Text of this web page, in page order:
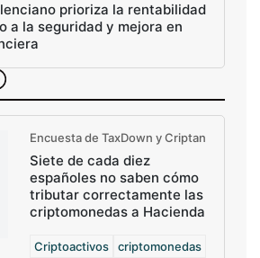
prioriza la rentabilidad
a la seguridad y mejora en
Encuesta de TaxDown y Criptan
Siete de cada diez
españoles no saben cómo
tributar correctamente las
criptomonedas a Hacienda
Criptoactivos
criptomonedas